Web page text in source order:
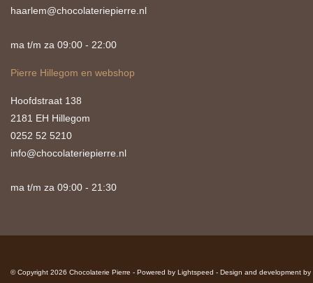
haarlem@chocolateriepierre.nl
ma t/m za 09:00 - 22:00
Pierre Hillegom en webshop
Hoofdstraat 138
2181 EH Hillegom
0252 52 5210
info@chocolateriepierre.nl
ma t/m za 09:00 - 21:30
© Copyright 2026 Chocolaterie Pierre - Powered by Lightspeed - Design and development by